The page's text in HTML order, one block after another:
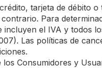
tarjeta de débito
Para
el IVA y todos
Las políticas de
Consumidores y